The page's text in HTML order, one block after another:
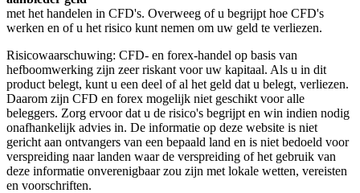
met het handelen in CFD's. Overweeg of u begrijpt hoe CFD's
werken en of u het risico kunt nemen om uw geld te verliezen.
Risicowaarschuwing: CFD- en forex-handel op basis van
hefboomwerking zijn zeer riskant voor uw kapitaal. Als u in dit
product belegt, kunt u een deel of al het geld dat u belegt, verliezen.
Daarom zijn CFD en forex mogelijk niet geschikt voor alle
beleggers. Zorg ervoor dat u de risico's begrijpt en win indien nodig
onafhankelijk advies in. De informatie op deze website is niet
gericht aan ontvangers van een bepaald land en is niet bedoeld voor
verspreiding naar landen waar de verspreiding of het gebruik van
deze informatie onverenigbaar zou zijn met lokale wetten, vereisten
en voorschriften.